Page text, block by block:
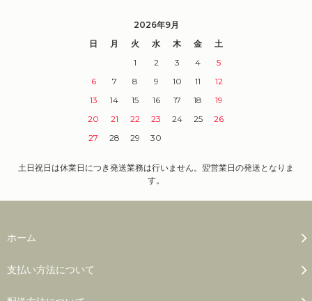
2026年9月
日
月 火 水 木 金
土
1
2 3 4
5
6
7 8 9 10 11
12
13
14 15 16 17 18
19
20
21 22 23 24 25
26
27
28 29 30
土日祝日は休業日につき発送業務は行いません。翌営業日の発送となりま
す。
ホーム
支払い方法について